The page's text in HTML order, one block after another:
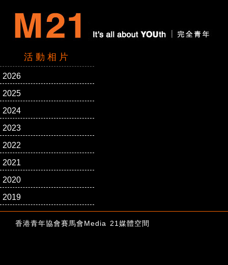
活動相片
2026
2025
2024
2023
2022
2021
2020
2019
香港青年協會賽馬會Media 21媒體空間